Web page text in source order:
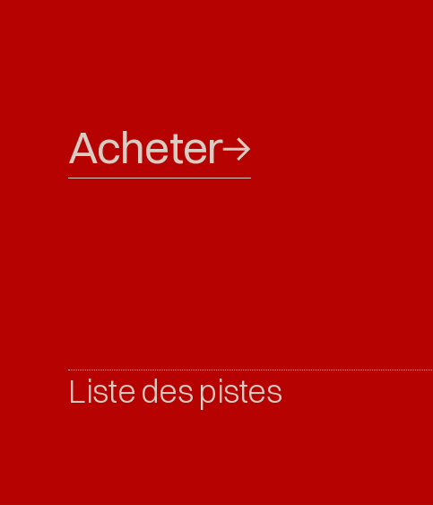
Acheter
Liste des pistes